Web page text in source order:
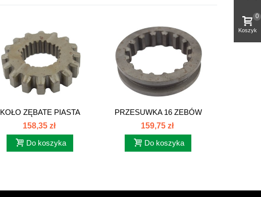
KOŁO ZĘBATE PIASTA
ZETOR 7211...
158,35 zł
Do koszyka
PRZESUWKA 16 ZEBÓW
ZETOR 7211...
159,75 zł
Do koszyka
Koszyk
0